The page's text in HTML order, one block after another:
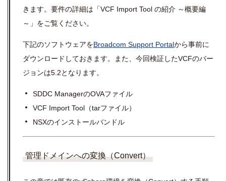
きます。要件の詳細は「VCF Import Tool の紹介 ～概要編
～ 」をご覧ください。
下記のソフトウェアをBroadcom Support Portalから事前に
ダウンロードしておきます。また、今回検証したVCFのバー
ジョンは5.2となります。
SDDC ManagerのOVAファイル
VCF Import Tool（tarファイル）
NSXのインストールバンドル
管理ドメインへの変換（Convert）